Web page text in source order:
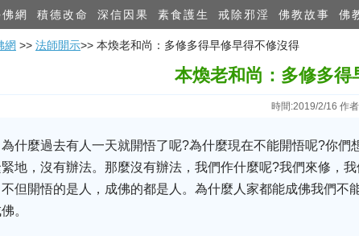
網 積德改命 深信因果 素食護生 戒除邪淫 佛教故事 佛
網 >> 法師開示>> 本煥老和尚：多修多得早修早得不修沒得
本煥老和尚：多修多得
時間:2019/2/16 作
為什麼過去有人一天就開悟了呢?為什麼現在不能開悟呢?你
地，沒有辦法。那麼沒有辦法，我們作什麼呢?我們來修，
但開悟的是人，成佛的都是人。為什麼人家都能成佛我們
。